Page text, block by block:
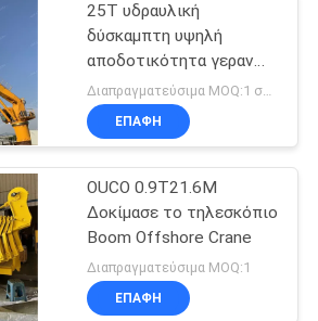
25T υδραυλική
δύσκαμπτη υψηλή
αποδοτικότητα γερανών
βραχιόνων θαλάσσια
ηλεκτρική για βαρέων
καθηκόντων
Διαπραγματεύσιμα MOQ:1 σύνολο
ΕΠΑΦΉ
OUCO 0.9T21.6M
Δοκίμασε το τηλεσκόπιο
Boom Offshore Crane
Διαπραγματεύσιμα MOQ:1
ΕΠΑΦΉ